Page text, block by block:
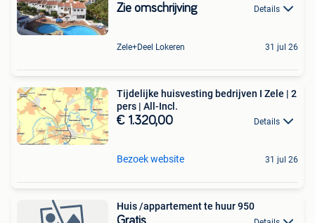
Zie omschrijving Details
Zele+Deel Lokeren 31 jul 26
Tijdelijke huisvesting bedrijven I Zele | 2
pers | All-Incl.
€ 1.320,00 Details
Bezoek website 31 jul 26
Huis /appartement te huur 950